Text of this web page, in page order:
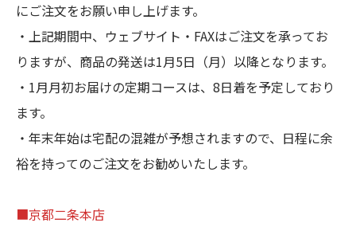
にご注文をお願い申し上げます。
・上記期間中、ウェブサイト・FAXはご注文を承ってお
りますが、商品の発送は1月5日（月）以降となります。
・1月月初お届けの定期コースは、8日着を予定しており
ます。
・年末年始は宅配の混雑が予想されますので、日程に余
裕を持ってのご注文をお勧めいたします。
■京都二条本店